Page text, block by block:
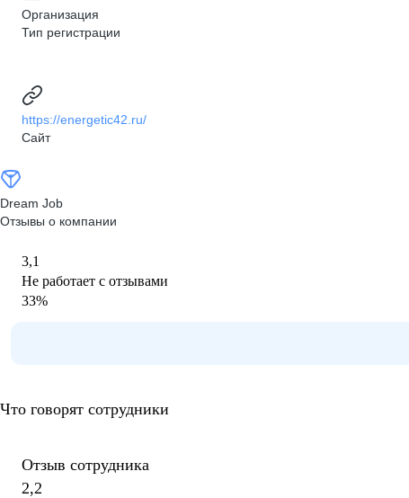
Организация
Тип регистрации
https://energetic42.ru/
Сайт
Dream Job
Отзывы о компании
3,1
Не работает с отзывами
33%
Что говорят сотрудники
Отзыв сотрудника
2,2